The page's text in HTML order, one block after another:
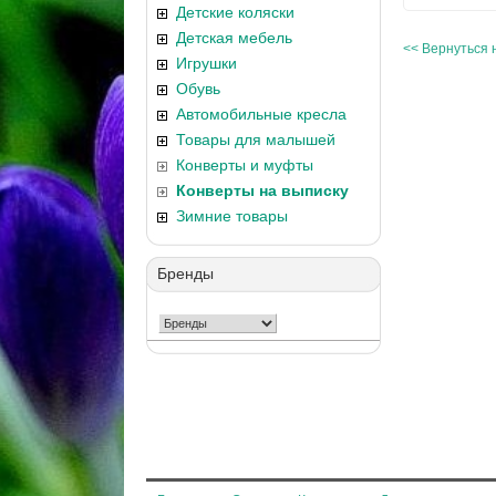
Детские коляски
Детская мебель
Игрушки
Обувь
Автомобильные кресла
Товары для малышей
Конверты и муфты
Конверты на выписку
Зимние товары
Бренды
<< Вернуться